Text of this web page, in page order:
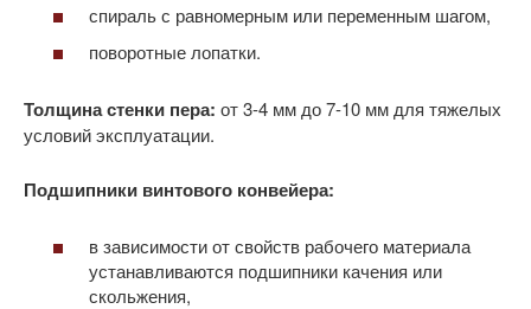
спираль с равномерным или переменным шагом,
поворотные лопатки.
Толщина стенки пера: от 3-4 мм до 7-10 мм для тяжелых
условий эксплуатации.
Подшипники винтового конвейера:
в зависимости от свойств рабочего материала
устанавливаются подшипники качения или
скольжения,